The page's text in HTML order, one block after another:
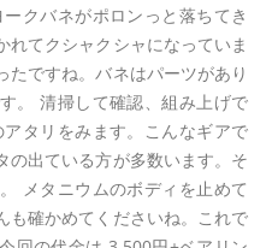
クバネがポロンっと落ちてき
れてクシャクシャになっていま
たですね。バネはパーツがあり
。 清掃して確認、組み上げで
タリをみます。こんなギアで
の出ている方が多数います。そ
メタニウムのボディを止めて
も確かめてくださいね。これで